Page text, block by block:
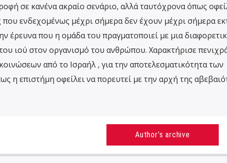
σε κανένα ακραίο σενάριο, αλλά ταυτόχρονα όπως
ενδεχομένως μέχρι σήμερα δεν έχουν μέχρι σήμερα
έρευνα που η ομάδα του πραγματοποιεί με μια
ιού στον οργανισμό του ανθρώπου. Χαρακτήρισε
από το Ισραήλ , για την αποτελεσματικότητα των
η επιστήμη οφείλει να πορευτεί με την αρχή της
Author's archive